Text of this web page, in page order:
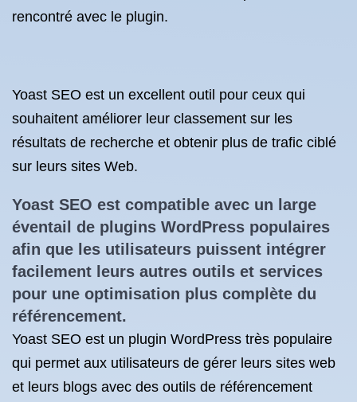
rencontré avec le plugin.
Yoast SEO est un excellent outil pour ceux qui
souhaitent améliorer leur classement sur les
résultats de recherche et obtenir plus de trafic ciblé
sur leurs sites Web.
Yoast SEO est compatible avec un large
éventail de plugins WordPress populaires
afin que les utilisateurs puissent intégrer
facilement leurs autres outils et services
pour une optimisation plus complète du
référencement.
Yoast SEO est un plugin WordPress très populaire
qui permet aux utilisateurs de gérer leurs sites web
et leurs blogs avec des outils de référencement